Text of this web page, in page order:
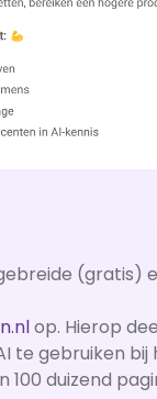
(gratis)
op. Hierop
gebruiken bij
duizend